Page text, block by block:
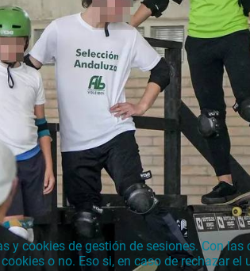
cookies de gestión de sesiones. Con
o no. Eso si, en caso de rechazar